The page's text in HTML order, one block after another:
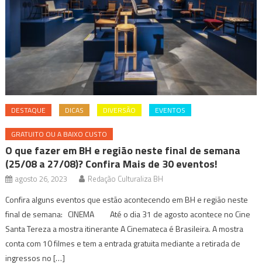
DESTAQUE DICAS DIVERSÃO EVENTOS
GRATUITO OU A BAIXO CUSTO
O que fazer em BH e região neste final de semana
(25/08 a 27/08)? Confira Mais de 30 eventos!
agosto 26, 2023 Redação Culturaliza BH
Confira alguns eventos que estão acontecendo em BH e região neste
final de semana: CINEMA Até o dia 31 de agosto acontece no Cine
Santa Tereza a mostra itinerante A Cinemateca é Brasileira. A mostra
conta com 10 filmes e tem a entrada gratuita mediante a retirada de
ingressos no […]